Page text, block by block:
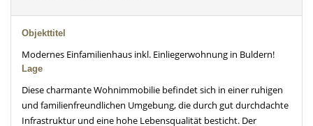
Objekttitel
Modernes Einfamilienhaus inkl. Einliegerwohnung in Buldern!
Lage
Diese charmante Wohnimmobilie befindet sich in einer ruhigen
und familienfreundlichen Umgebung, die durch gut durchdachte
Infrastruktur und eine hohe Lebensqualität besticht. Der